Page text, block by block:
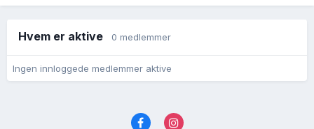
Hvem er aktive 0 medlemmer
Ingen innloggede medlemmer aktive